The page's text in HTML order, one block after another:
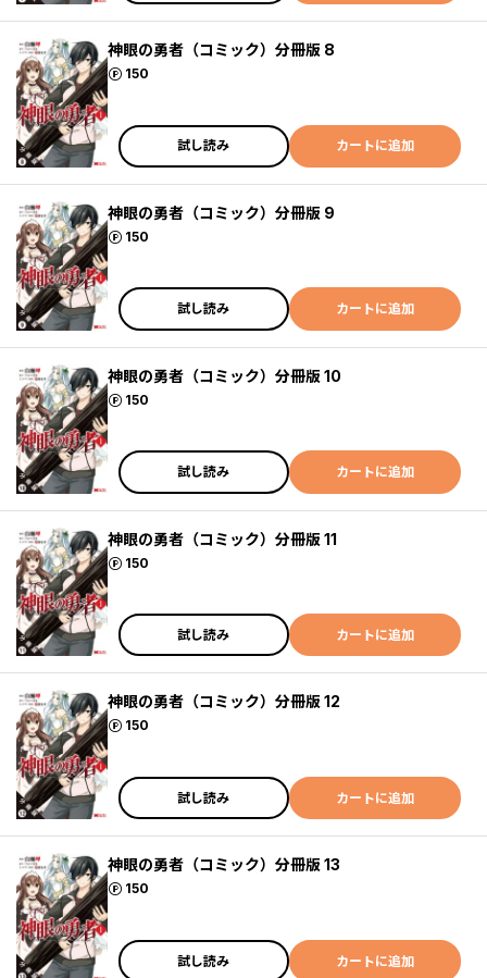
神眼の勇者（コミック）分冊版 8
150
ポイント
試し読み カートに追加
神眼の勇者（コミック）分冊版 9
150
ポイント
試し読み カートに追加
神眼の勇者（コミック）分冊版 10
150
ポイント
試し読み カートに追加
神眼の勇者（コミック）分冊版 11
150
ポイント
試し読み カートに追加
神眼の勇者（コミック）分冊版 12
150
ポイント
試し読み カートに追加
神眼の勇者（コミック）分冊版 13
150
ポイント
試し読み カートに追加